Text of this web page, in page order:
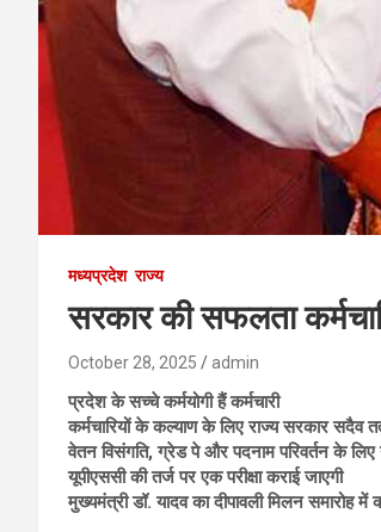
मध्यप्रदेश राज्य
सरकार की सफलता
October 28, 2025 admin
प्रदेश के सच्चे कर्मयोगी हैं कर्मचारी
कर्मचारियों के कल्याण के लिए राज्य सरकार सदैव
वेतन विसंगति, ग्रेड पे और पदनाम परिवर्तन के लिए
यूपीएससी की तर्ज पर एक परीक्षा कराई जाएगी
मुख्यमंत्री डॉ. यादव का दीपावली मिलन समारोह में